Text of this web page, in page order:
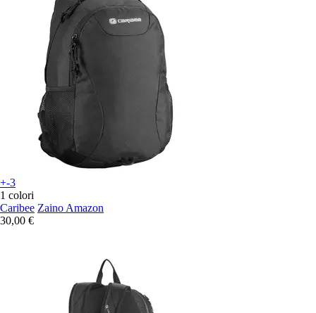
+-3
1 colori
Caribee Zaino Amazon
30,00 €